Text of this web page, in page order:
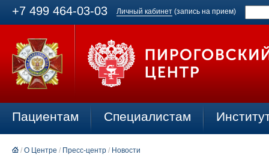
+7 499 464-03-03 Личный кабинет (запись на прием)
Пациентам Специалистам
/ О Центре / Пресс-центр / Новости